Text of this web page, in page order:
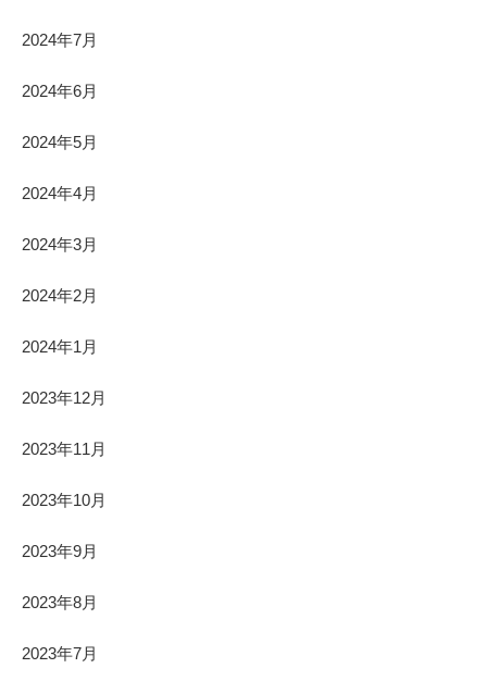
2024年7月
2024年6月
2024年5月
2024年4月
2024年3月
2024年2月
2024年1月
2023年12月
2023年11月
2023年10月
2023年9月
2023年8月
2023年7月